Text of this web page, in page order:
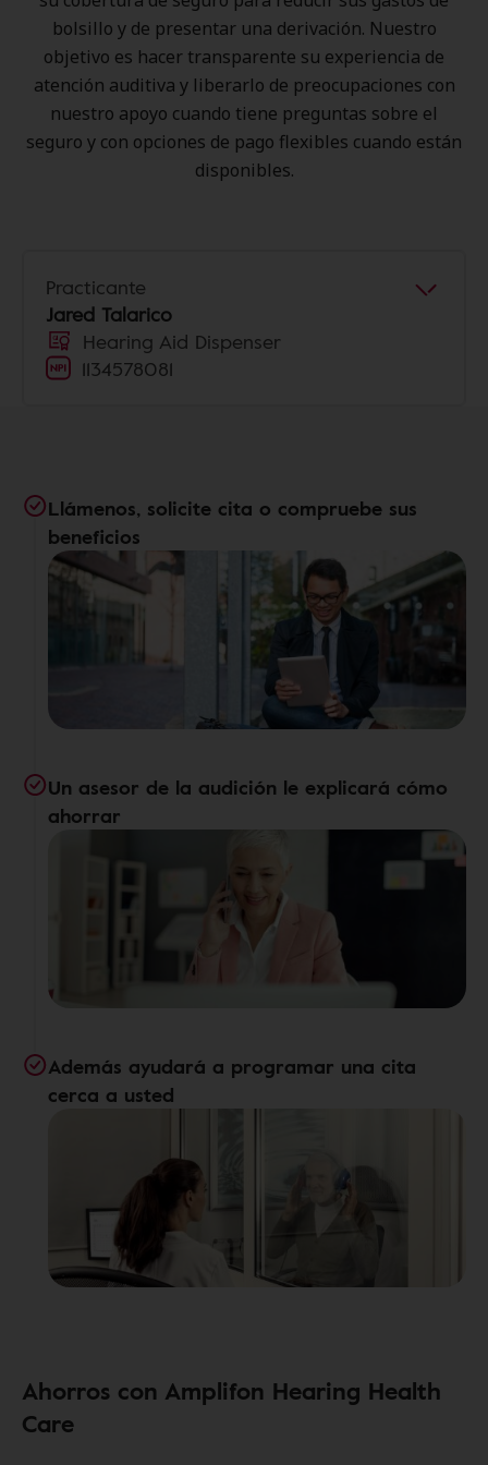
bolsillo y de presentar una derivación. Nuestro
objetivo es hacer transparente su experiencia de
atención auditiva y liberarlo de preocupaciones con
nuestro apoyo cuando tiene preguntas sobre el
seguro y con opciones de pago flexibles cuando están
disponibles.
Practicante
Jared Talarico
Hearing Aid Dispenser
1134578081
Llámenos, solicite cita o compruebe sus
beneficios
Un asesor de la audición le explicará cómo
ahorrar
Además ayudará a programar una cita
cerca a usted
Ahorros con Amplifon Hearing Health
Care